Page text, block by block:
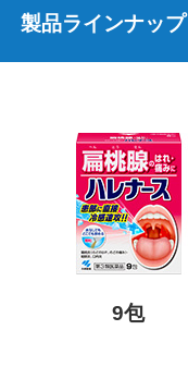
製品ラインナップ
9包